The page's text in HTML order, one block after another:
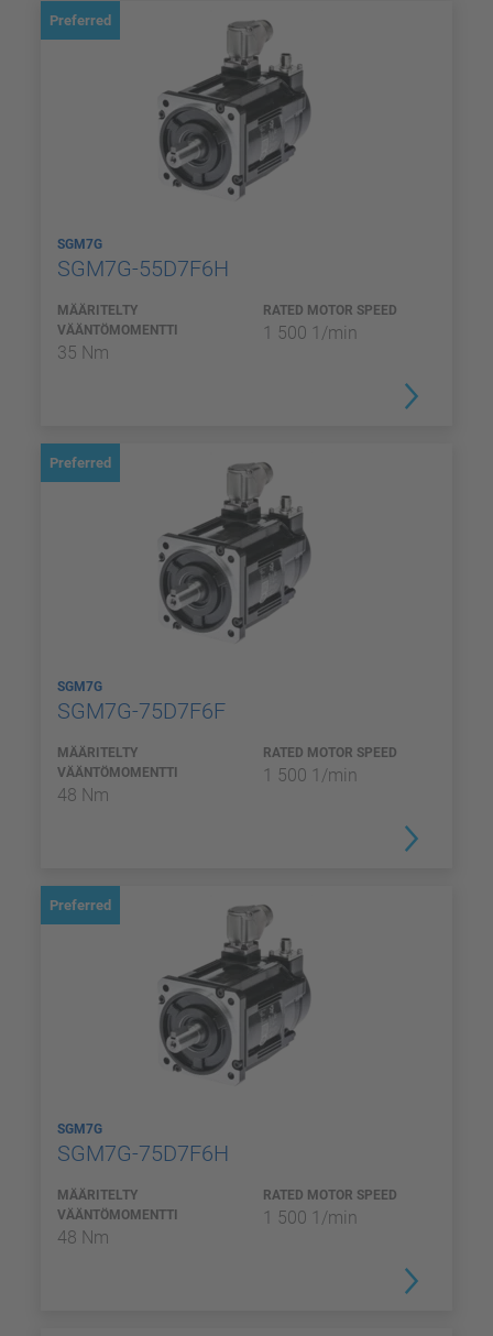
Preferred
SGM7G
SGM7G-55D7F6H
MÄÄRITELTY
VÄÄNTÖMOMENTTI
35 Nm
RATED MOTOR SPEED
1 500 1/min
Preferred
SGM7G
SGM7G-75D7F6F
MÄÄRITELTY
VÄÄNTÖMOMENTTI
48 Nm
RATED MOTOR SPEED
1 500 1/min
Preferred
SGM7G
SGM7G-75D7F6H
MÄÄRITELTY
VÄÄNTÖMOMENTTI
48 Nm
RATED MOTOR SPEED
1 500 1/min